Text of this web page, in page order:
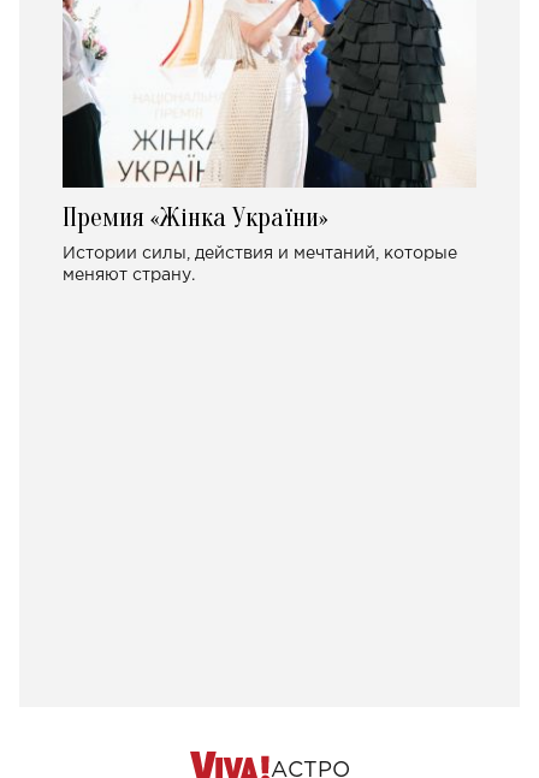
Премия «Жінка України»
Истории силы, действия и мечтаний, которые
меняют страну.
АСТРО